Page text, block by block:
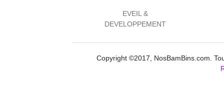
EVEIL &
DEVELOPPEMENT
Copyright ©2017, NosBamBins.com.